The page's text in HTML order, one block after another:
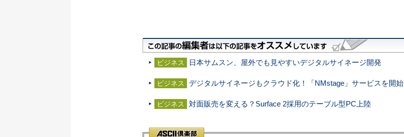
ビジネス 日本サムスン、屋外でも見やすいデジタルサイネージ開発
ビジネス デジタルサイネージもクラウド化！「NMstage」サービスを開始
ビジネス 対面販売を変える？Surface 2採用のテーブル型PC上陸